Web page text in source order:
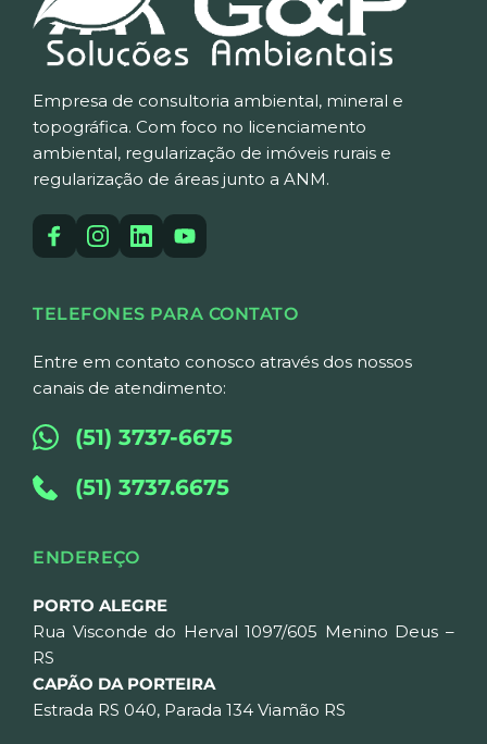
Empresa de consultoria ambiental, mineral e
topográfica. Com foco no licenciamento
ambiental, regularização de imóveis rurais e
regularização de áreas junto a ANM.
TELEFONES PARA CONTATO
Entre em contato conosco através dos nossos
canais de atendimento:
(51) 3737-6675
(51) 3737.6675
ENDEREÇO
PORTO ALEGRE
Rua Visconde do Herval 1097/605 Menino Deus –
RS
CAPÃO DA PORTEIRA
Estrada RS 040, Parada 134 Viamão RS